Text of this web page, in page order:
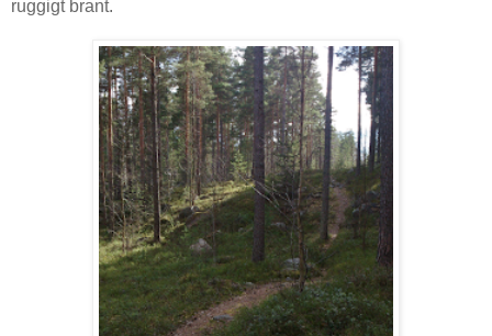
ruggigt brant.